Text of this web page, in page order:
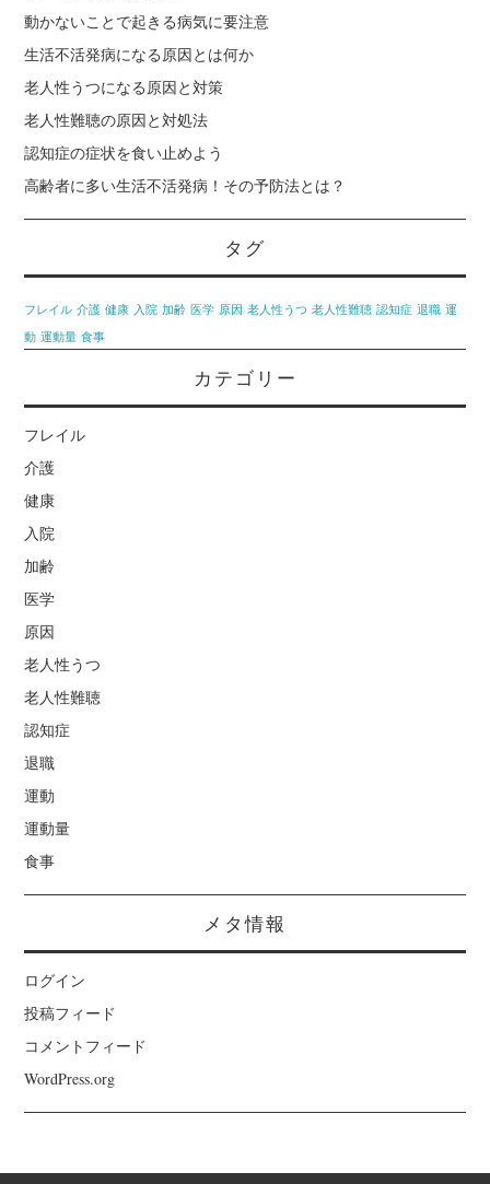
動かないことで起きる病気に要注意
生活不活発病になる原因とは何か
老人性うつになる原因と対策
老人性難聴の原因と対処法
認知症の症状を食い止めよう
高齢者に多い生活不活発病！その予防法とは？
タグ
フレイル 介護 健康 入院 加齢 医学 原因 老人性うつ 老人性難聴 認知症 退職 運
動 運動量 食事
カテゴリー
フレイル
介護
健康
入院
加齢
医学
原因
老人性うつ
老人性難聴
認知症
退職
運動
運動量
食事
メタ情報
ログイン
投稿フィード
コメントフィード
WordPress.org